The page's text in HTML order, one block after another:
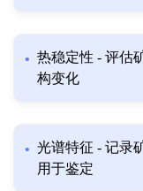
热稳定性 - 评估
构变化
光谱特征 - 记录
用于鉴定